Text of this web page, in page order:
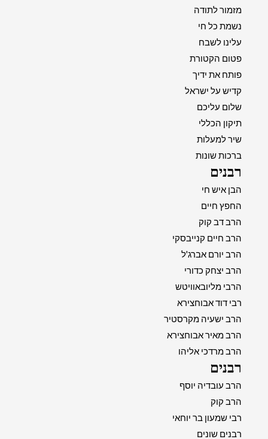
מזמור לתודה
נשמת כל חי
עלינו לשבח
פטום הקטורת
פותח את ידיך
קדיש על ישראל
שלום עליכם
תיקון הכללי
שיר למעלות
ברכות שונות
רבנים
הבן איש חי
החפץ חיים
הרב דב קוק
הרב חיים קנייבסקי
הרב יורם אברג'ל
הרב יצחק כדורי
הרבי מליובאוויטש
רבי דוד אבוחצירא
הרב ישעיה מקרסטיר
הרב מאיר אבוחצירא
הרב מרדכי אליהו
רבנים
הרב עובדיה יוסף
הרב קוק
רבי שמעון בר יוחאי
רבנים שונים